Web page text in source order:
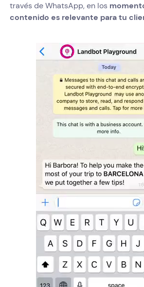
través de WhatsApp, en los
contenido es relevante para tu